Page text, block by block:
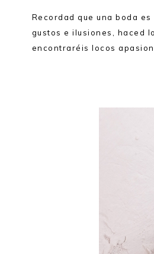
Recordad que una boda
gustos e ilusiones, haced
encontraréis locos